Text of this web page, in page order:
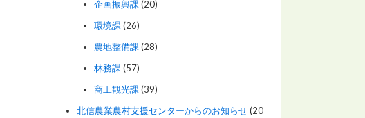
企画振興課(20)
環境課(26)
農地整備課(28)
林務課(57)
商工観光課(39)
北信農業農村支援センターからのお知らせ(20